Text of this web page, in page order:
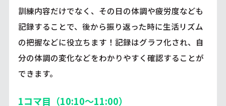
訓練内容だけでなく、その日の体調や疲労度なども
記録することで、後から振り返った時に生活リズム
の把握などに役立ちます！記録はグラフ化され、自
分の体調の変化などをわかりやすく確認することが
できます。
1コマ目（10:10～11:00）